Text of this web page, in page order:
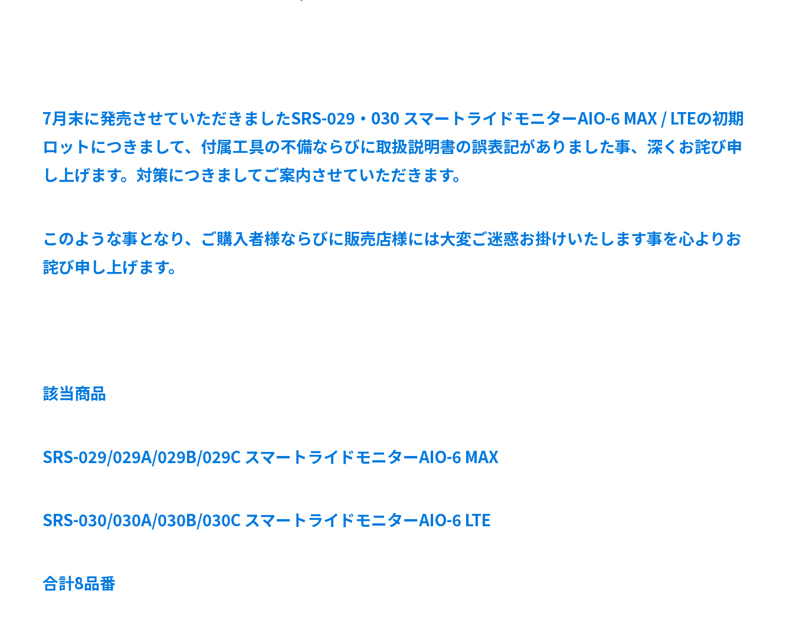
7月末に発売させていただきましたSRS-029・030 スマートライドモニターAIO-6 MAX / LTEの初期
ロットにつきまして、付属工具の不備ならびに取扱説明書の誤表記がありました事、深くお詫び申
し上げます。対策につきましてご案内させていただきます。
このような事となり、ご購入者様ならびに販売店様には大変ご迷惑お掛けいたします事を心よりお
詫び申し上げます。
該当商品
SRS-029/029A/029B/029C スマートライドモニターAIO-6 MAX
SRS-030/030A/030B/030C スマートライドモニターAIO-6 LTE
合計8品番